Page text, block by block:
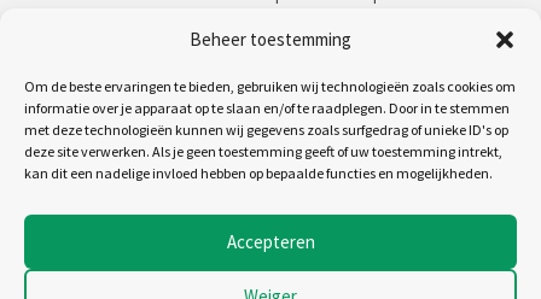
Beheer toestemming
Om de beste ervaringen te bieden, gebruiken wij technologieën zoals cookies om
informatie over je apparaat op te slaan en/of te raadplegen. Door in te stemmen
met deze technologieën kunnen wij gegevens zoals surfgedrag of unieke ID's op
deze site verwerken. Als je geen toestemming geeft of uw toestemming intrekt,
kan dit een nadelige invloed hebben op bepaalde functies en mogelijkheden.
Accepteren
lees meer
Volg ons op: